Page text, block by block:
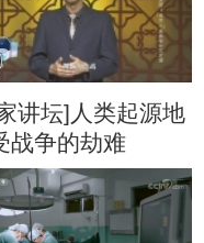
讲坛]人类起源地
战争的劫难